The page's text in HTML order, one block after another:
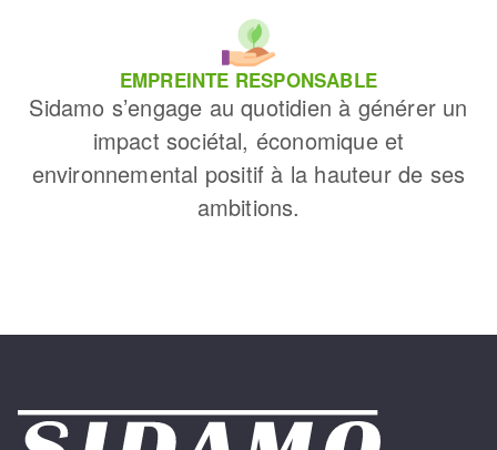
EMPREINTE RESPONSABLE
Sidamo s’engage au quotidien à générer un
impact sociétal, économique et
environnemental positif à la hauteur de ses
ambitions.